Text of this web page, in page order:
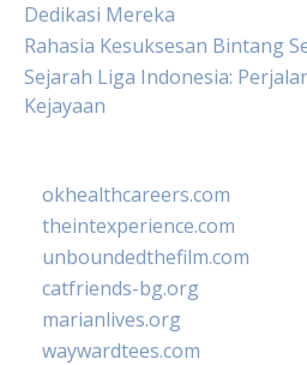
Dedikasi Mereka
Rahasia Kesuksesan Bintang
Sejarah Liga Indonesia:
Kejayaan
okhealthcareers.com
theintexperience.com
unboundedthefilm.com
catfriends-bg.org
marianlives.org
waywardtees.com